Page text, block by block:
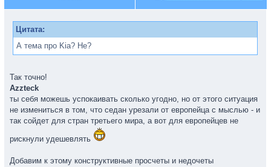
Цитата:
А тема про Kia? Не?
Так точно!
Azzteck
ты себя можешь успокаивать сколько угодно, но от этого ситуация
не измениться в том, что седан урезали от европейца с мыслью - и
так сойдет для стран третьего мира, а вот для европейцев не
рискнули удешевлять
Добавим к этому конструктивные просчеты и недочеты